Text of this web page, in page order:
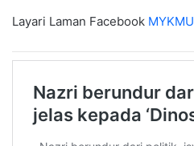
Layari Laman Facebook MYKMU